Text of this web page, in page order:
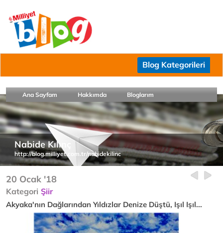
Blog Kategorileri
Ana Sayfam Hakkımda Bloglarım
Nabide Kılınç
http://blog.milliyet.com.tr/nabidekilinc
20 Ocak '18
Kategori Şiir
Akyaka'nın Dağlarından Yıldızlar Denize Düştü, Işıl Işıl...